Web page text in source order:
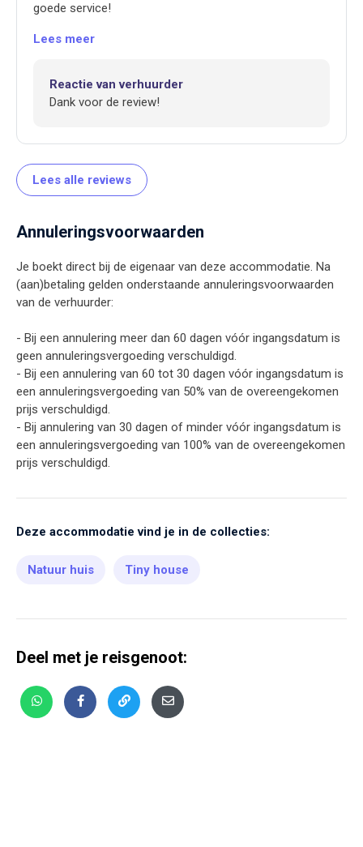
goede service!
Lees meer
Reactie van verhuurder
Dank voor de review!
Lees alle reviews
Annuleringsvoorwaarden
Je boekt direct bij de eigenaar van deze accommodatie. Na
(aan)betaling gelden onderstaande annuleringsvoorwaarden
van de verhuurder:
- Bij een annulering meer dan 60 dagen vóór ingangsdatum is
geen annuleringsvergoeding verschuldigd.
- Bij een annulering van 60 tot 30 dagen vóór ingangsdatum is
een annuleringsvergoeding van 50% van de overeengekomen
prijs verschuldigd.
- Bij annulering van 30 dagen of minder vóór ingangsdatum is
een annuleringsvergoeding van 100% van de overeengekomen
prijs verschuldigd.
Deze accommodatie vind je in de collecties:
Natuur huis Tiny house
Deel met je reisgenoot: